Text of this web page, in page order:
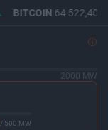
BITCOIN64 522,40
2000 MW
/ 500 MW